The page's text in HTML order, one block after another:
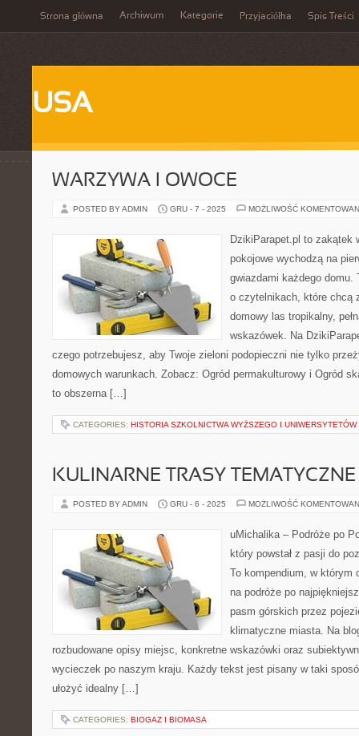
Strona główna Archiwum Kategorie Przyjaciółka Spis Treści
USA
WARZYWA I OWOCE
POSTED BY ADMIN GRU - 7 - 2025 MOŻLIWOŚĆ
DzikiParapet.pl to zakątek
pokojowe wychodzą na
gwiazdami każdego domu.
o czytelnikach, które chcą
domowy las tropikalny,
wskazówek. Na
czego potrzebujesz, aby Twoje zieloni podopieczni nie tylko
domowych warunkach. Zobacz: Ogród permakulturowy i Ogród
to obszerna […]
CATEGORIES: HISTORIA SZKOLNICTWA WYŻSZEGO I UNIWERSYTETÓW
KULINARNE TRASY TEMATYCZNE
POSTED BY ADMIN GRU - 6 - 2025 MOŻLIWOŚĆ
uMichalika – Podróże po
który powstał z pasji do
To kompendium, w którym
na podróże po
pasm górskich przez
klimatyczne miasta. Na
rozbudowane opisy miejsc, konkretne wskazówki oraz
wycieczek po naszym kraju. Każdy tekst jest pisany w taki
ułożyć idealny […]
CATEGORIES: BIOGAZ I BIOMASA